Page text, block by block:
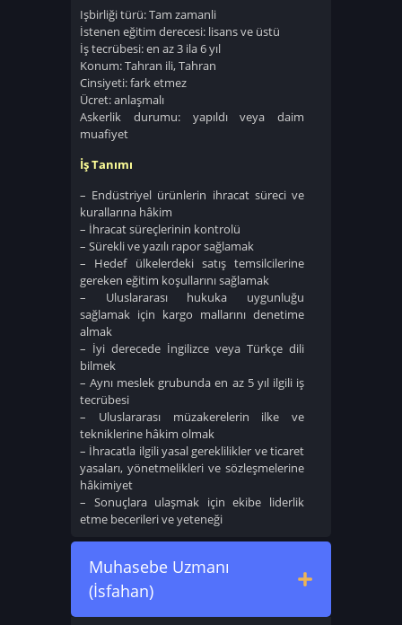
Işbirliği türü: Tam zamanli
İstenen eğitim derecesi: lisans ve üstü
İş tecrübesi: en az 3 ila 6 yıl
Konum: Tahran ili, Tahran
Cinsiyeti: fark etmez
Ücret: anlaşmalı
Askerlik durumu: yapıldı veya daim
muafiyet
İş Tanımı
– Endüstriyel ürünlerin ihracat süreci ve
kurallarına hâkim
– İhracat süreçlerinin kontrolü
– Sürekli ve yazılı rapor sağlamak
– Hedef ülkelerdeki satış temsilcilerine
gereken eğitim koşullarını sağlamak
– Uluslararası hukuka uygunluğu
sağlamak için kargo mallarını denetime
almak
– İyi derecede İngilizce veya Türkçe dili
bilmek
– Aynı meslek grubunda en az 5 yıl ilgili iş
tecrübesi
– Uluslararası müzakerelerin ilke ve
tekniklerine hâkim olmak
– İhracatla ilgili yasal gereklilikler ve ticaret
yasaları, yönetmelikleri ve sözleşmelerine
hâkimiyet
– Sonuçlara ulaşmak için ekibe liderlik
etme becerileri ve yeteneği
Muhasebe Uzmanı
(İsfahan)